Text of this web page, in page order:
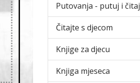
Putovanja - putuj i čitaj
Čitajte s djecom
Knjige za djecu
Knjiga mjeseca